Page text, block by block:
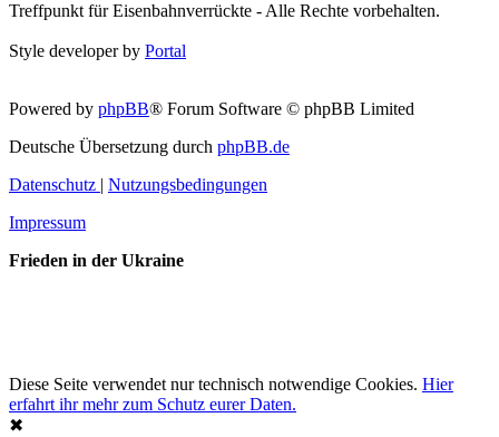
Treffpunkt für Eisenbahnverrückte - Alle Rechte vorbehalten.
Style developer by Portal
Powered by phpBB® Forum Software © phpBB Limited
Deutsche Übersetzung durch phpBB.de
Datenschutz | Nutzungsbedingungen
Impressum
Frieden in der Ukraine
Diese Seite verwendet nur technisch notwendige Cookies. Hier
erfahrt ihr mehr zum Schutz eurer Daten.
✖